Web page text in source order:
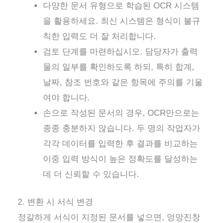
다양한 문서 유형으로 학습된 OCR 시스템
을 활용하세요. 최신 시스템은 형식이 불규
칙한 입력도 더 잘 처리합니다.
검토 단계를 마련하십시오. 담당자가 출력
물의 일부를 확인하도록 하되, 특히 합계,
날짜, 참조 번호와 같은 항목에 주의를 기울
여야 합니다.
손으로 작성된 문서의 경우, OCR만으로는
종종 충분하지 않습니다. 두 명의 작업자가
각각 데이터를 입력한 후 결과를 비교하는
이중 입력 방식이 높은 정확도를 달성하는
데 더 신뢰할 수 있습니다.
2. 변환 시 서식 변경
정갈하게 서식이 지정된 문서를 넣으면, 엉망진창